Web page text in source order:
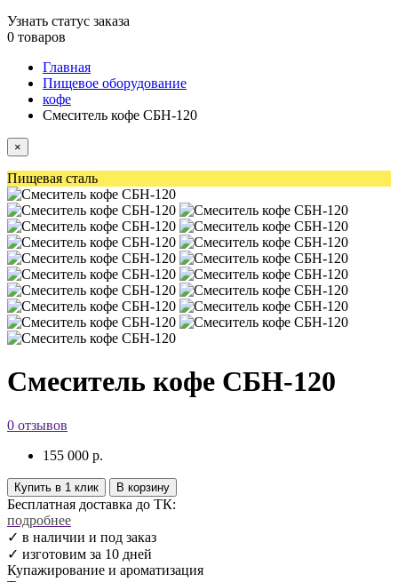
Узнать статус заказа
0 товаров
Главная
Пищевое оборудование
кофе
Смеситель кофе СБН-120
×
Пищевая сталь
Смеситель кофе СБН-120
0 отзывов
155 000 р.
Купить в 1 клик В корзину
Бесплатная доставка до ТК:
подробнее
✓ в наличии и под заказ
✓ изготовим за 10 дней
Купажирование и ароматизация